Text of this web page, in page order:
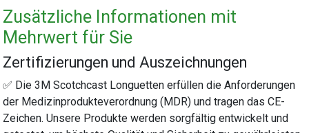
Zusätzliche Informationen mit
Mehrwert für Sie
Zertifizierungen und Auszeichnungen
✅ Die 3M Scotchcast Longuetten erfüllen die Anforderungen
der Medizinprodukteverordnung (MDR) und tragen das CE-
Zeichen. Unsere Produkte werden sorgfältig entwickelt und